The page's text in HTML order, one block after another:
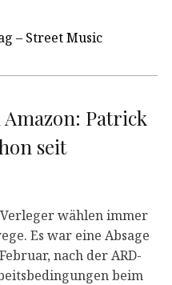
– Street Music
Patrick
seit
Verleger wählen immer
Es war eine Absage
nach der ARD-
beim